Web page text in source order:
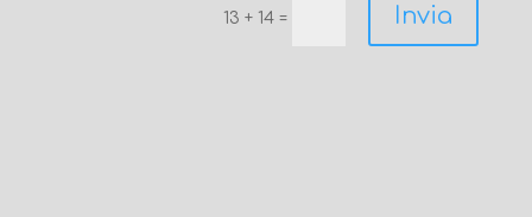
13 + 14 = Invia